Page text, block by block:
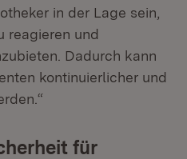
in der Lage sein,
reagieren und
Dadurch kann
kontinuierlicher und
für